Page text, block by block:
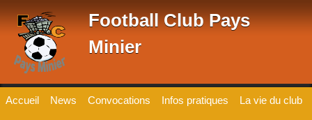
Football Club Pays
Minier
Accueil News Convocations Infos pratiques La vie du club